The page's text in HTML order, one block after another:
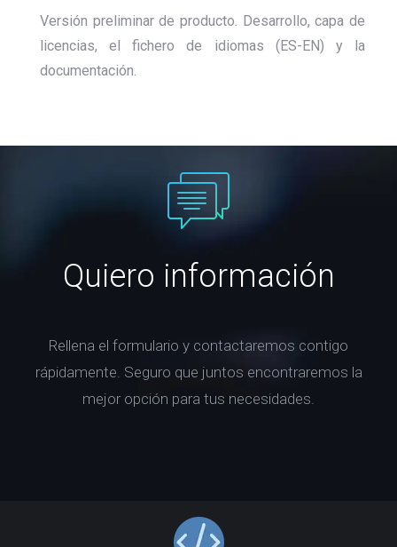
Versión preliminar de producto. Desarrollo, capa de
licencias, el fichero de idiomas (ES-EN) y la
documentación.
Quiero información
Rellena el formulario y contactaremos contigo
rápidamente. Seguro que juntos encontraremos la
mejor opción para tus necesidades.